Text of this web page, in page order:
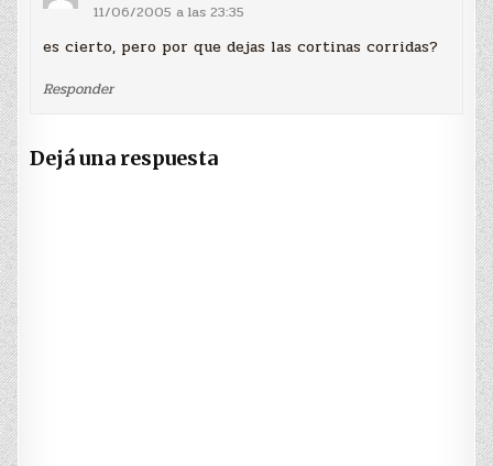
11/06/2005 a las 23:35
es cierto, pero por que dejas las cortinas corridas?
Responder
Dejá una respuesta